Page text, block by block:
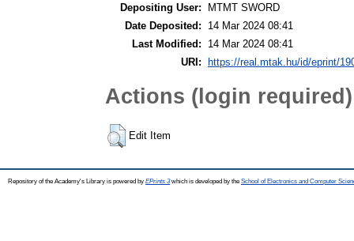
Depositing User:
MTMT SWORD
Date Deposited:
14 Mar 2024 08:41
Last Modified:
14 Mar 2024 08:41
URI:
https://real.mtak.hu/id/eprint/
Actions (login required)
Edit Item
Repository of the Academy's Library is powered by EPrints 3which is developed by the School of Electronics and Computer